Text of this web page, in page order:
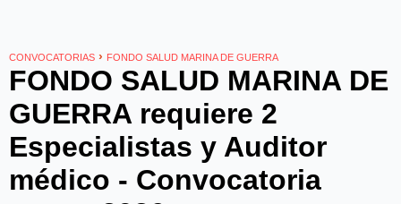
CONVOCATORIAS › FONDO SALUD MARINA DE GUERRA
FONDO SALUD MARINA DE
GUERRA requiere 2
Especialistas y Auditor
médico - Convocatoria